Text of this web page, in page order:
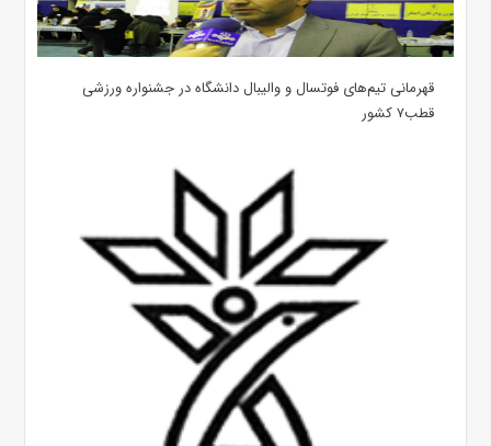
قهرمانی تیم‌های فوتسال و والیبال دانشگاه در جشنواره ورزشی
قطب۷ کشور